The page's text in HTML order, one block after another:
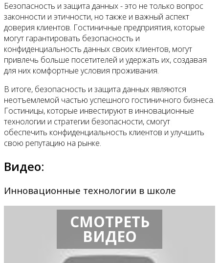
Безопасность и защита данных - это не только вопрос
законности и этичности, но также и важный аспект
доверия клиентов. Гостиничные предприятия, которые
могут гарантировать безопасность и
конфиденциальность данных своих клиентов, могут
привлечь больше посетителей и удержать их, создавая
для них комфортные условия проживания.
В итоге, безопасность и защита данных являются
неотъемлемой частью успешного гостиничного бизнеса.
Гостиницы, которые инвестируют в инновационные
технологии и стратегии безопасности, смогут
обеспечить конфиденциальность клиентов и улучшить
свою репутацию на рынке.
Видео:
Инновационные технологии в школе
СМОТРЕТЬ
ВИДЕО